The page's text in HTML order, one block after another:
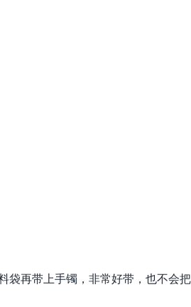
袋再带上手镯，非常好带，也不会